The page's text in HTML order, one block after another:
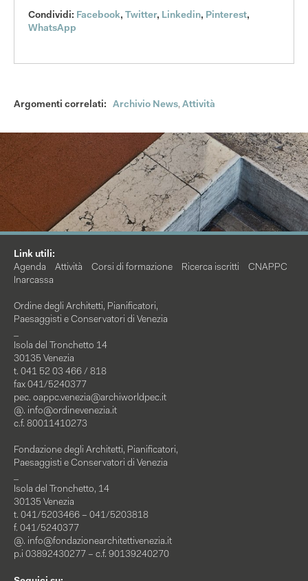
Condividi: Facebook, Twitter, Linkedin, Pinterest,
WhatsApp
Argomenti correlati: Archivio News, Attività
Link utili:
Agenda
Attività Corsi di formazione Ricerca iscritti
CNAPPC
Inarcassa
Ordine degli Architetti, Pianificatori,
Paesaggisti e Conservatori di Venezia
Isola del Tronchetto 14
30135 Venezia
t. 041 52 03 466 / 818
fax 041/5240377
pec. oappc.venezia@archiworldpec.it
@. info@ordinevenezia.it
c.f. 80011410273
Fondazione degli Architetti, Pianificatori,
Paesaggisti e Conservatori di Venezia
Isola del Tronchetto, 14
30135 Venezia
t. 041/5203466 – 041/5203818
f. 041/5240377
@. info@fondazionearchitettivenezia.it
p.i 03892430277 – c.f. 90139240270